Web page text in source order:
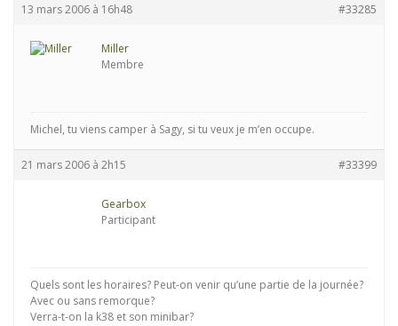
13 mars 2006 à 16h48 #33285
Miller
Membre
Michel, tu viens camper à Sagy, si tu veux je m’en occupe.
21 mars 2006 à 2h15 #33399
Gearbox
Participant
Quels sont les horaires? Peut-on venir qu’une partie de la journée?
Avec ou sans remorque?
Verra-t-on la k38 et son minibar?